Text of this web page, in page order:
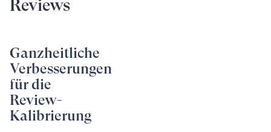
Reviews
Ganzheitliche
Verbesserungen
für die
Review-
Kalibrierung